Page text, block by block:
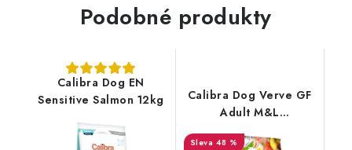
Podobné produkty
Calibra Dog EN
Sensitive Salmon 12kg
Calibra Dog Verve GF
Adult M&L
Salmon&Herring 12kg
48 %